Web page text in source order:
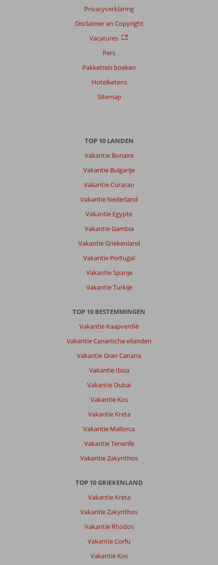
Privacyverklaring
Disclaimer en Copyright
Vacatures
Pers
Pakketreis boeken
Hotelketens
Sitemap
TOP 10 LANDEN
Vakantie Bonaire
Vakantie Bulgarije
Vakantie Curacao
Vakantie Nederland
Vakantie Egypte
Vakantie Gambia
Vakantie Griekenland
Vakantie Portugal
Vakantie Spanje
Vakantie Turkije
TOP 10 BESTEMMINGEN
Vakantie Kaapverdië
Vakantie Canarische eilanden
Vakantie Gran Canaria
Vakantie Ibiza
Vakantie Dubai
Vakantie Kos
Vakantie Kreta
Vakantie Mallorca
Vakantie Tenerife
Vakantie Zakynthos
TOP 10 GRIEKENLAND
Vakantie Kreta
Vakantie Zakynthos
Vakantie Rhodos
Vakantie Corfu
Vakantie Kos